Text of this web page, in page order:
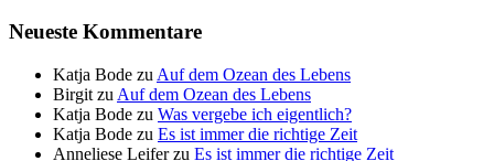
Neueste Kommentare
Katja Bode zu Auf dem Ozean des Lebens
Birgit zu Auf dem Ozean des Lebens
Katja Bode zu Was vergebe ich eigentlich?
Katja Bode zu Es ist immer die richtige Zeit
Anneliese Leiferzu Es ist immer die richtige Zeit